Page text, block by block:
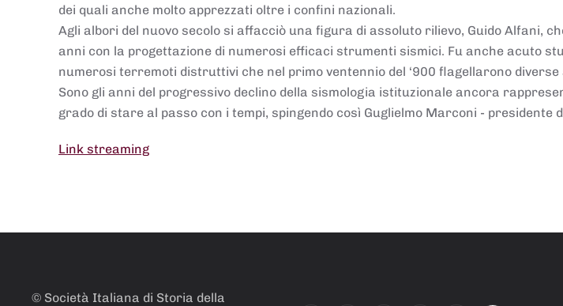
dei quali anche molto apprezzati oltre i confini nazionali.
Agli albori del nuovo secolo si affacciò una figura di assoluto rilievo, Guido Alfani,
anni con la progettazione di numerosi efficaci strumenti sismici. Fu anche acuto
numerosi terremoti distruttivi che nel primo ventennio del ‘900 flagellarono diverse
Sono gli anni del progressivo declino della sismologia istituzionale ancora
grado di stare al passo con i tempi, spingendo così Guglielmo Marconi - presidente
Link streaming
© Società Italiana di Storia della